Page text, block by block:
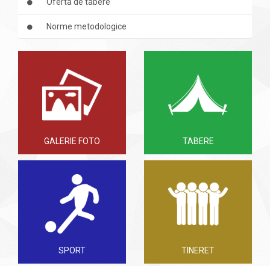
Norme metodologice
GALERIE FOTO TABERE
SPORT TINERET